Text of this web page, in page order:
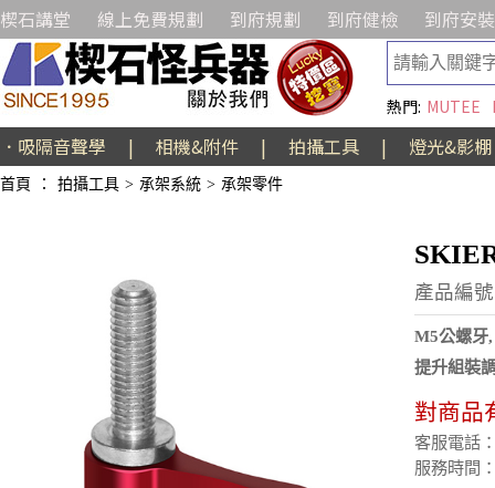
楔石講堂 線上免費規劃 到府規劃 到府健檢 到府安裝
熱門: MUTEE
．吸隔音聲學 | 相機&附件 | 拍攝工具 | 燈光&影棚
首頁 ： 拍攝工具 > 承架系統 > 承架零件
產品編
M5公螺牙
提升組裝
對商品
客服電話
服務時間